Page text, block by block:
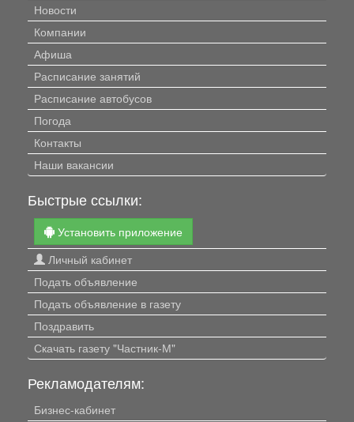
Новости
Компании
Афиша
Расписание занятий
Расписание автобусов
Погода
Контакты
Наши вакансии
Быстрые ссылки:
Установить приложение
Личный кабинет
Подать объявление
Подать объявление в газету
Поздравить
Скачать газету "Частник-М"
Рекламодателям:
Бизнес-кабинет